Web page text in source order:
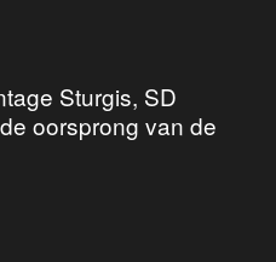
Sturgis, SD
oorsprong van de